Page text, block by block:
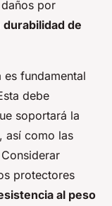
por
durabilidad de
fundamental
debe
soportará la
así como las
protectores
al peso